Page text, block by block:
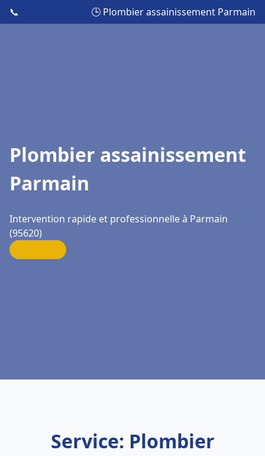
📞 🕒 Plombier assainissement Parmain
Plombier assainissement
Parmain
Intervention rapide et professionnelle à Parmain
(95620)
Service: Plombier